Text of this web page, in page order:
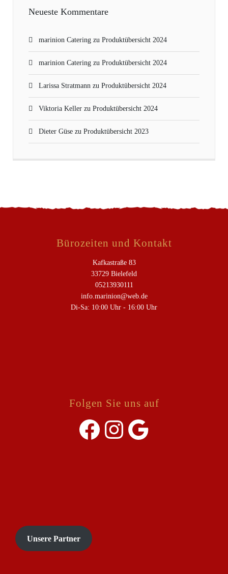
Neueste Kommentare
marinion Catering zu Produktübersicht 2024
marinion Catering zu Produktübersicht 2024
Larissa Stratmann zu Produktübersicht 2024
Viktoria Keller zu Produktübersicht 2024
Dieter Güse zu Produktübersicht 2023
Bürozeiten und Kontakt
Kafkastraße 83
33729 Bielefeld
05213930111
info.marinion@web.de
Di-Sa: 10:00 Uhr - 16:00 Uhr
Folgen Sie uns auf
Facebook Instagram Google
Unsere Partner